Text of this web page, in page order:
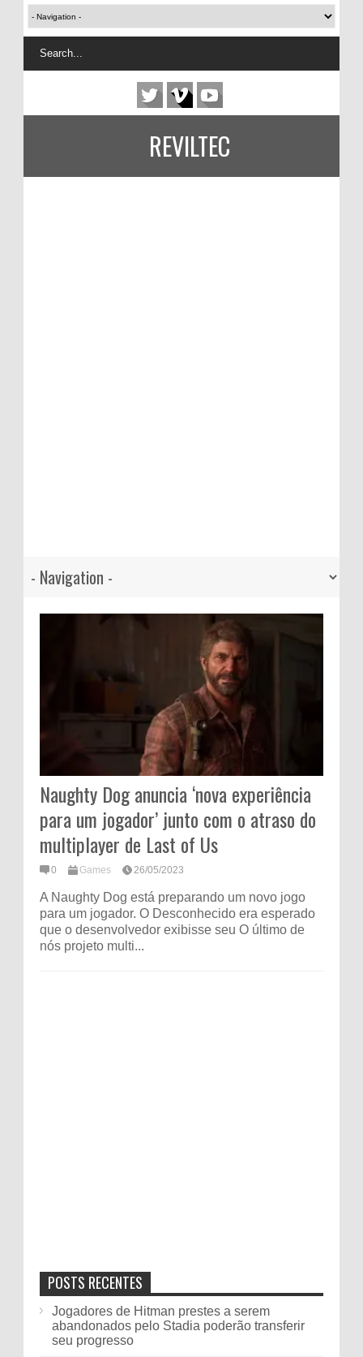
REVILTEC
Naughty Dog anuncia ‘nova experiência
para um jogador’ junto com o atraso do
multiplayer de Last of Us
0 Games 26/05/2023
A Naughty Dog está preparando um novo jogo
para um jogador. O Desconhecido era esperado
que o desenvolvedor exibisse seu O último de
nós projeto multi...
POSTS RECENTES
Jogadores de Hitman prestes a serem
abandonados pelo Stadia poderão transferir
seu progresso